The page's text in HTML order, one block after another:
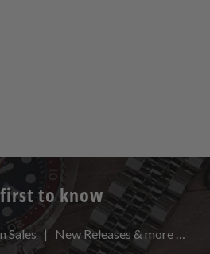
to know
Sales | New Releases & more …